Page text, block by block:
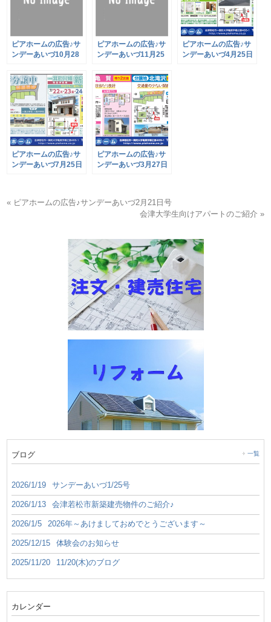
ピアホームの広告♪サ
ンデーあいづ10月28
ピアホームの広告♪サ
ンデーあいづ11月25
ピアホームの広告♪サ
ンデーあいづ4月25日
ピアホームの広告♪サ
ンデーあいづ7月25日
ピアホームの広告♪サ
ンデーあいづ3月27日
« ピアホームの広告♪サンデーあいづ2月21日号
会津大学生向けアパートのご紹介 »
ブログ 一覧
2026/1/19 サンデーあいづ1/25号
2026/1/13 会津若松市新築建売物件のご紹介♪
2026/1/5 2026年～あけましておめでとうございます～
2025/12/15 体験会のお知らせ
2025/11/20 11/20(木)のブログ
カレンダー